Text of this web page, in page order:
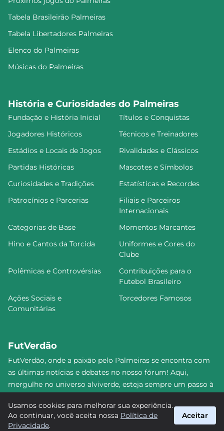
Tabela Brasileirão Palmeiras
Tabela Libertadores Palmeiras
Elenco do Palmeiras
Músicas do Palmeiras
História e Curiosidades do Palmeiras
Fundação e História Inicial
Títulos e Conquistas
Jogadores Históricos
Técnicos e Treinadores
Estádios e Locais de Jogos
Rivalidades e Clássicos
Partidas Históricas
Mascotes e Símbolos
Curiosidades e Tradições
Estatísticas e Recordes
Patrocínios e Parcerias
Filiais e Parceiros
Internacionais
Categorias de Base
Momentos Marcantes
Hino e Cantos da Torcida
Uniformes e Cores do
Clube
Polêmicas e Controvérsias
Contribuições para o
Futebol Brasileiro
Ações Sociais e
Comunitárias
Torcedores Famosos
FutVerdão
FutVerdão, onde a paixão pelo Palmeiras se encontra com
as últimas notícias e debates no nosso fórum! Aqui,
mergulhe no universo alviverde, esteja sempre um passo à
comunidade. Junte-se a nós nesta jornada emocionante!
#Palmeiras #FutVerdão
Usamos cookies para melhorar sua experiência.
Ao continuar, você aceita nossa Política de
Privacidade.
Aceitar